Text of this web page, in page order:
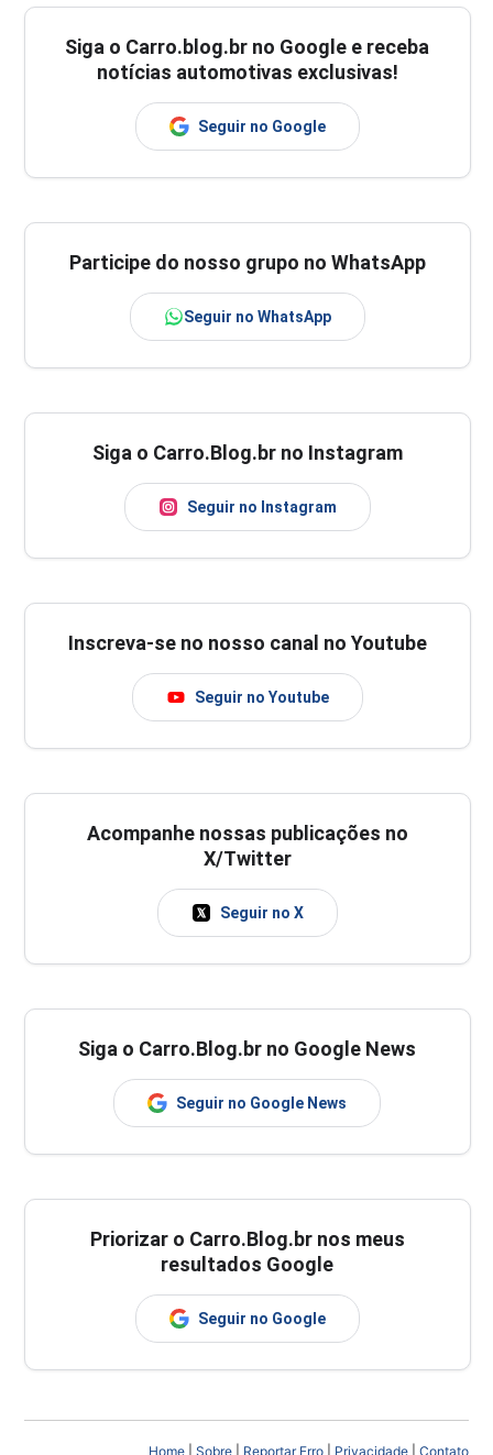
Siga o Carro.blog.br no Google e receba
notícias automotivas exclusivas!
Seguir no Google
Participe do nosso grupo no WhatsApp
Seguir no WhatsApp
Siga o Carro.Blog.br no Instagram
Seguir no Instagram
Inscreva-se no nosso canal no Youtube
Seguir no Youtube
Acompanhe nossas publicações no
X/Twitter
Seguir no X
Siga o Carro.Blog.br no Google News
Seguir no Google News
Priorizar o Carro.Blog.br nos meus
resultados Google
Seguir no Google
Home| Sobre| Reportar Erro| Privacidade| Contato